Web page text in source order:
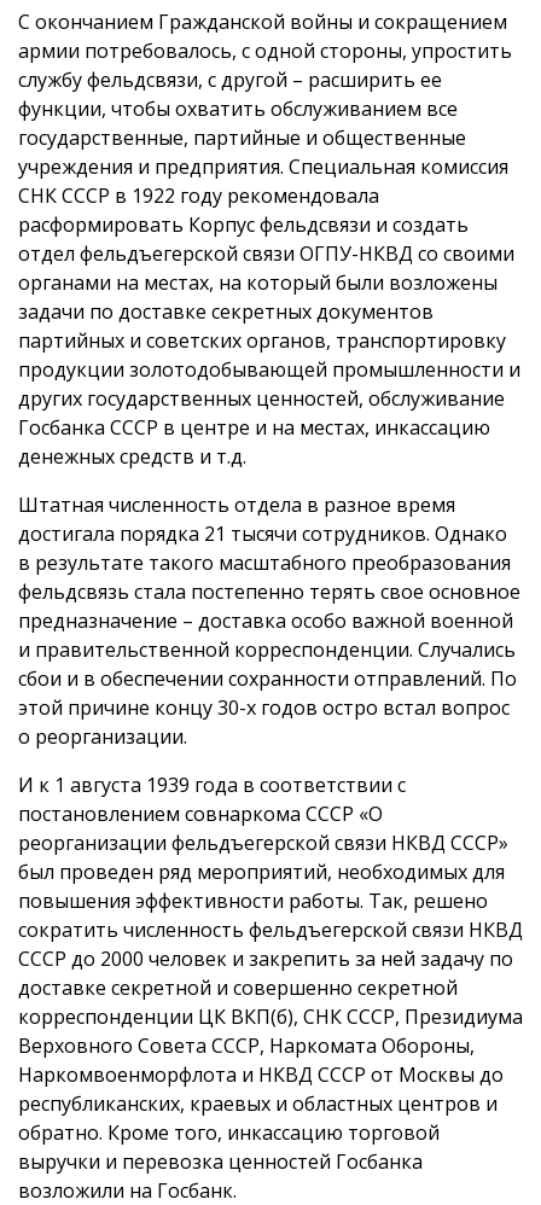
С окончанием Гражданской войны и сокращением
армии потребовалось, с одной стороны, упростить
службу фельдсвязи, с другой – расширить ее
функции, чтобы охватить обслуживанием все
государственные, партийные и общественные
учреждения и предприятия. Специальная комиссия
СНК СССР в 1922 году рекомендовала
расформировать Корпус фельдсвязи и создать
отдел фельдъегерской связи ОГПУ-НКВД со своими
органами на местах, на который были возложены
задачи по доставке секретных документов
партийных и советских органов, транспортировку
продукции золотодобывающей промышленности и
других государственных ценностей, обслуживание
Госбанка СССР в центре и на местах, инкассацию
денежных средств и т.д.
Штатная численность отдела в разное время
достигала порядка 21 тысячи сотрудников. Однако
в результате такого масштабного преобразования
фельдсвязь стала постепенно терять свое основное
предназначение – доставка особо важной военной
и правительственной корреспонденции. Случались
сбои и в обеспечении сохранности отправлений. По
этой причине концу 30-х годов остро встал вопрос
о реорганизации.
И к 1 августа 1939 года в соответствии с
постановлением совнаркома СССР «О
реорганизации фельдъегерской связи НКВД СССР»
был проведен ряд мероприятий, необходимых для
повышения эффективности работы. Так, решено
сократить численность фельдъегерской связи НКВД
СССР до 2000 человек и закрепить за ней задачу по
доставке секретной и совершенно секретной
корреспонденции ЦК ВКП(б), СНК СССР, Президиума
Верховного Совета СССР, Наркомата Обороны,
Наркомвоенморфлота и НКВД СССР от Москвы до
республиканских, краевых и областных центров и
обратно. Кроме того, инкассацию торговой
выручки и перевозка ценностей Госбанка
возложили на Госбанк.